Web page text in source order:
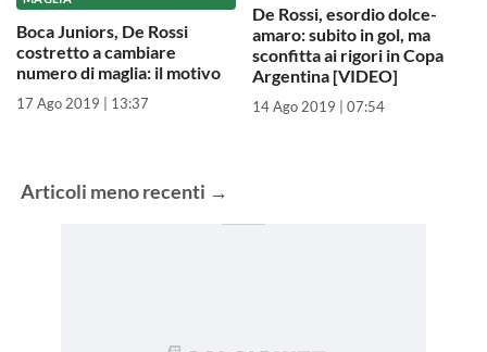
Boca Juniors, De Rossi
costretto a cambiare
numero di maglia: il motivo
17 Ago 2019 | 13:37
De Rossi, esordio dolce-
amaro: subito in gol, ma
sconfitta ai rigori in Copa
Argentina [VIDEO]
14 Ago 2019 | 07:54
Articoli meno recenti →